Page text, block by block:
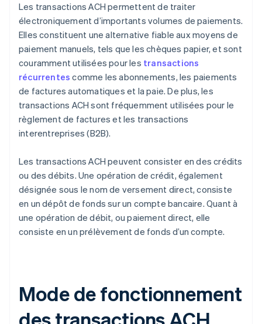
Les transactions ACH permettent de traiter
électroniquement d’importants volumes de paiements.
Elles constituent une alternative fiable aux moyens de
paiement manuels, tels que les chèques papier, et sont
couramment utilisées pour les transactions
récurrentes comme les abonnements, les paiements
de factures automatiques et la paie. De plus, les
transactions ACH sont fréquemment utilisées pour le
règlement de factures et les transactions
interentreprises (B2B).
Les transactions ACH peuvent consister en des crédits
ou des débits. Une opération de crédit, également
désignée sous le nom de versement direct, consiste
en un dépôt de fonds sur un compte bancaire. Quant à
une opération de débit, ou paiement direct, elle
consiste en un prélèvement de fonds d’un compte.
Mode de fonctionnement